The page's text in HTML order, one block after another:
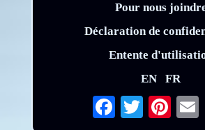
Pour nous
Déclaration de
Entente
EN
FR